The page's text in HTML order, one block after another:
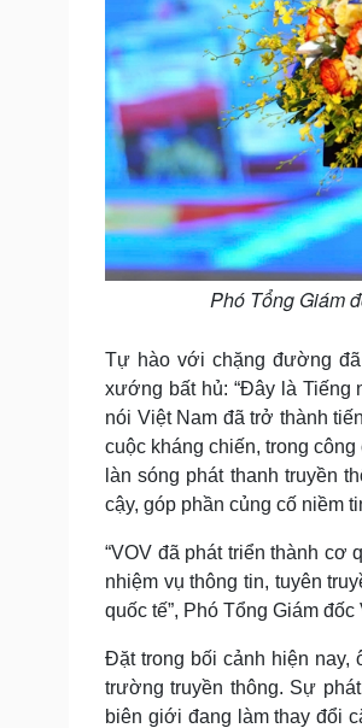
Phó Tổng Giám
Tự hào với chặng đường
xướng bất hủ: “Đây là Tiếng
nói Việt Nam đã trở thành
cuộc kháng chiến, trong
làn sóng phát thanh truyền
cậy, góp phần củng cố niềm
“VOV đã phát triển thành cơ
nhiệm vụ thông tin, tuyên
quốc tế”, Phó Tổng Giám đốc
Đặt trong bối cảnh hiện nay,
trường truyền thông. Sự
biên giới đang làm thay đổi